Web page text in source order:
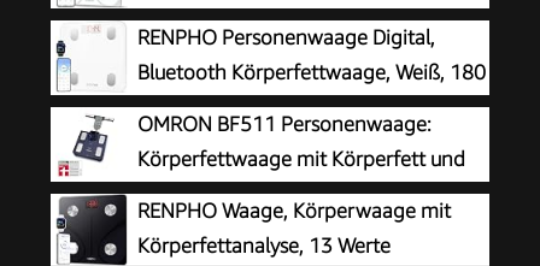
Weiß
RENPHO Personenwaage Digital,
Bluetooth Körperfettwaage, Weiß, 180
kg
OMRON BF511 Personenwaage:
Körperfettwaage mit Körperfett und
Muskelmasse
RENPHO Waage, Körperwaage mit
Körperfettanalyse, 13 Werte